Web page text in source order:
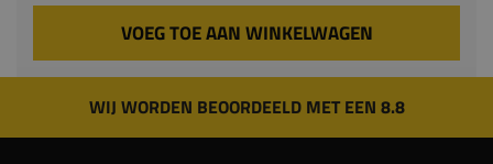
VOEG TOE AAN WINKELWAGEN
WIJ WORDEN BEOORDEELD MET EEN 8.8